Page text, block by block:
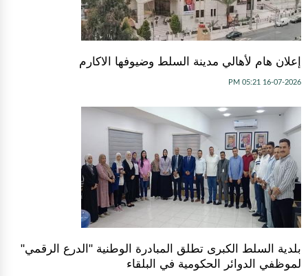
إعلان هام لأهالي مدينة السلط وضيوفها الاكارم
16-07-2026 05:21 PM
بلدية السلط الكبرى تطلق المبادرة الوطنية "الدرع الرقمي"
لموظفي الدوائر الحكومية في البلقاء